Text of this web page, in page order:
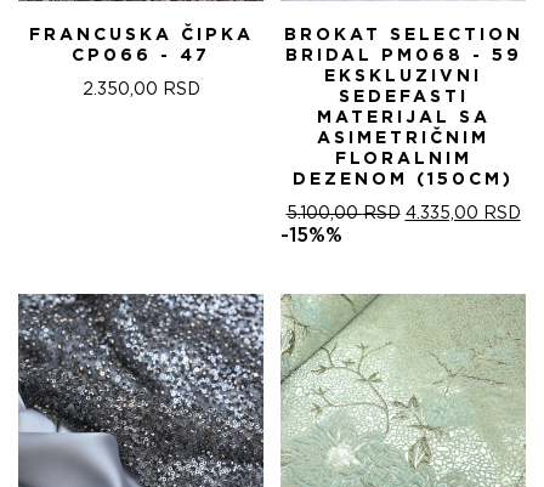
FRANCUSKA ČIPKA
CP066 - 47
2.350,00 RSD
BROKAT SELECTION
BRIDAL PM068 - 59
EKSKLUZIVNI
SEDEFASTI
MATERIJAL SA
ASIMETRIČNIM
FLORALNIM
DEZENOM (150CM)
5.100,00RSD ОРИГИНАЛНА
5.100,00 RSD.
4.335,00 RSD
-15%%